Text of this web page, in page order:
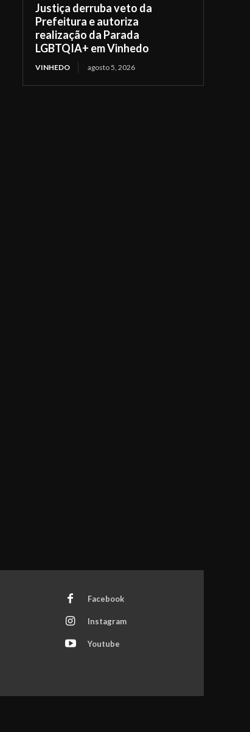
Justiça derruba veto da
Prefeitura e autoriza
realização da Parada
LGBTQIA+ em Vinhedo
VINHEDO agosto 5, 2026
Facebook
Instagram
Youtube